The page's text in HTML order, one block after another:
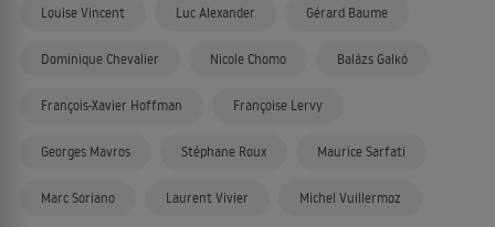
Louise Vincent Luc Alexander Gérard Baume
Dominique Chevalier Nicole Chomo Balázs Galkó
François-Xavier Hoffman Françoise Lervy
Georges Mavros Stéphane Roux Maurice Sarfati
Marc Soriano Laurent Vivier Michel Vuillermoz